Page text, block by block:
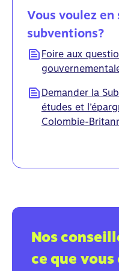
Vous voulez en
subventions?
Foire aux
Demander la
études et
Colombie-
Nos
ce que